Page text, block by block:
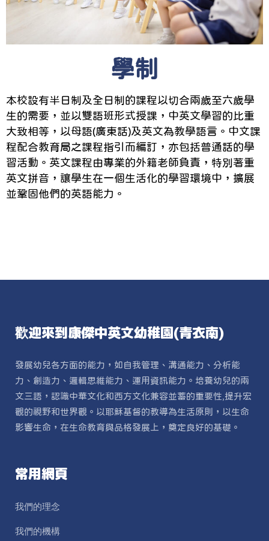
學制
本校設有半日制及全日制的課程以切合兩歲至六歲學
生的需要，並以雙語班形式授課，中英文學習的比重
大致相等，以母語(廣東話)及英文為教學語言。中文課
程配合教育局之課程指引而編訂，亦包括普通話的學
習活動。英文課程由專業的外籍老師負責，特別著重
英文拼音，讓學生在一個生活化的學習環境中，擴展
並鞏固他們的英語能力。
歡迎來到康傑中英文幼稚園(青衣南)
發展幼兒各方面的能力，如自我管理、溝通能力、分析能
力、創造力、邏輯思維能力、運用資訊能力。培養幼兒的兩
文三語，認識中華文化和西方文化兼容並蓄的重要性,提升宏
觀的視野和世界觀。以耶穌基督的教導為生活原則，以生命
影響生命，在生命教育與品格發展上，奠定良好的基礎。
常用網頁
我們的理念
我們的機構